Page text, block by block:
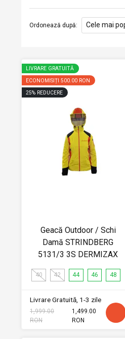
Ordonează după:
LIVRARE GRATUITĂ
ECONOMISIȚI 500.00 RON
25% REDUCERE
Geacă Outdoor / Schi
Damă STRINDBERG
5131/3 3S DERMIZAX
40 42 44 46 48
Livrare Gratuită, 1-3 zile
1,999.00
RON
1,499.00
RON